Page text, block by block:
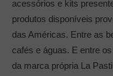
acessórios e kits
produtos disponíveis
das Américas. Entre as
cafés e águas. E entre
da marca própria La